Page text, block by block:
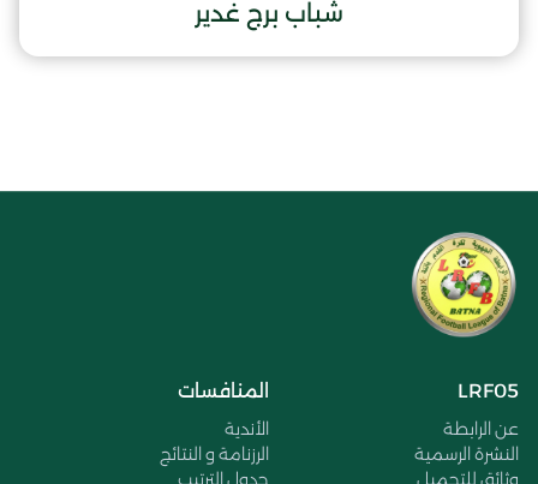
شباب برج غدير
LRF05
عن الرابطة
النشرة الرسمية
وثائق للتحميل
المنافسات
الأندية
الرزنامة و النتائج
جدول الترتيب